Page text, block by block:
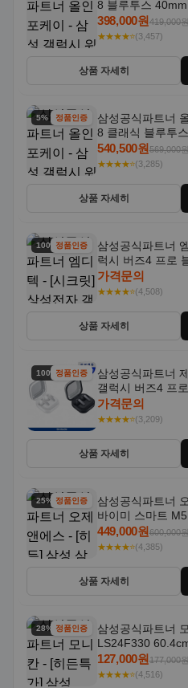
8 블루투스 40mm
398,000원419,000
★★★★⭐(3,457)
상품 자세히
5% 할인정품인증
삼성공식파트너
8 클래식 블루투스
540,500원569,000
★★★★⭐(3,285)
상품 자세히
100% 할인
정품인증
삼성공식파트너
럭시 버즈4 프로
R640N
가격문의
★★★★⭐(4,508)
상품 자세히
100% 할인
정품인증
삼성공식파트너
갤럭시 버즈4 프
SM-R640N
가격문의
★★★★⭐(3,209)
상품 자세히
25% 할인정품인증
삼성공식파트너
바이미 스마트
OTT 패키지
449,000원600,000
★★★★⭐(4,385)
상품 자세히
28% 할인정품인증
삼성공식파트너
LS24F330
컴퓨터 모니터
127,000원177,000
★★★★⭐(4,516)